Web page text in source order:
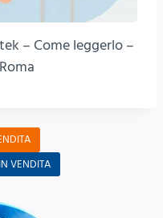
– Come leggerlo –
VENDITA